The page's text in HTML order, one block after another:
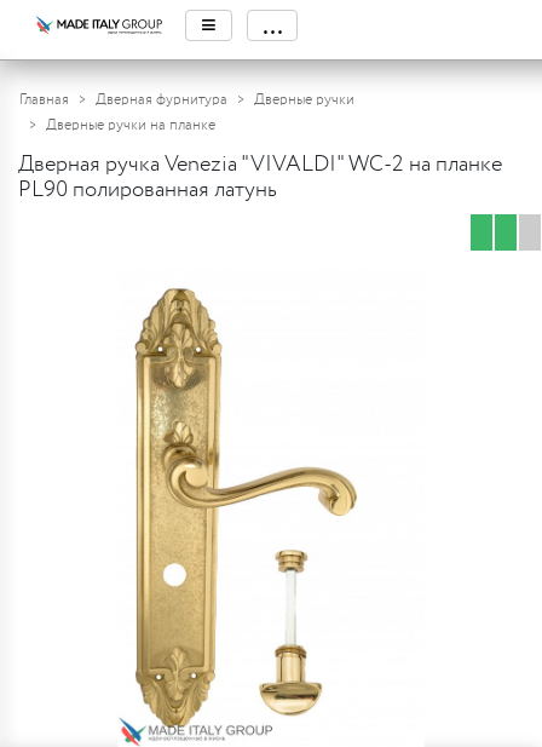
≡ ...
Главная Дверная фурнитура
Дверные ручки
Дверные ручки на планке
Дверная ручка Venezia "VIVALDI" WC-2 на планке
PL90 полированная латунь